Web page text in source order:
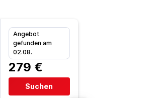
Angebot
gefunden am
02.08.
279 €
Suchen